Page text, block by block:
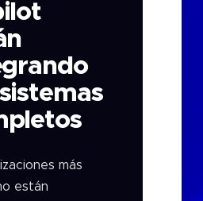
más
están